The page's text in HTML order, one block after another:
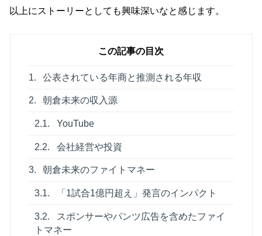
以上にストーリーとしても興味深いなと感じます。
この記事の目次
1. 公表されている年商と推測される年収
2. 朝倉未来の収入源
2.1. YouTube
2.2. 会社経営や投資
3. 朝倉未来のファイトマネー
3.1. 「1試合1億円超え」発言のインパクト
3.2.
スポンサーやパンツ広告を含めたファイ
トマネー